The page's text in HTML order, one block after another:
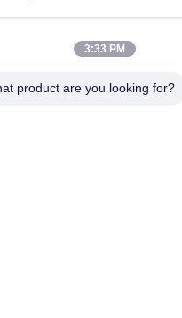
newsletter per sconti e altro.
3:33 PM
product are you looking for?